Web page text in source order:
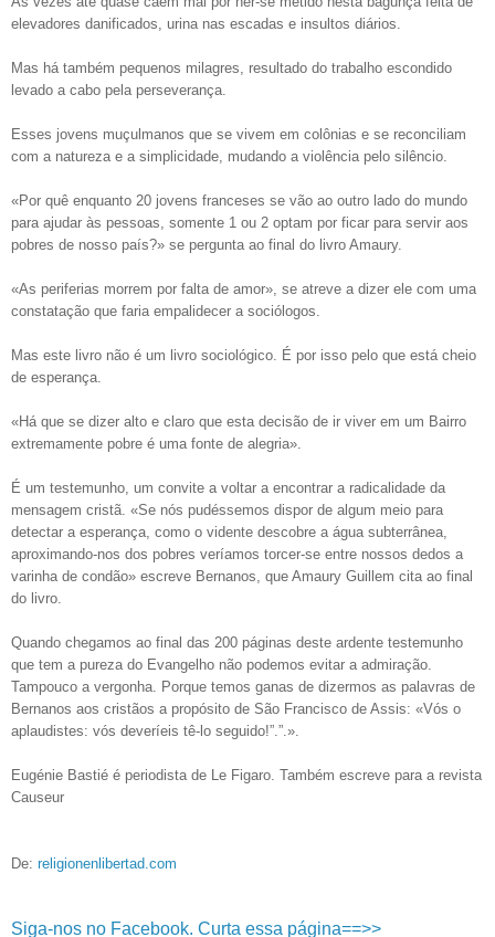
elevadores danificados, urina nas escadas e insultos diários.
Mas há também pequenos milagres, resultado do trabalho escondido
levado a cabo pela perseverança.
Esses jovens muçulmanos que se vivem em colônias e se reconciliam
com a natureza e a simplicidade, mudando a violência pelo silêncio.
«Por quê enquanto 20 jovens franceses se vão ao outro lado do mundo
para ajudar às pessoas, somente 1 ou 2 optam por ficar para servir aos
pobres de nosso país?» se pergunta ao final do livro Amaury.
«As periferias morrem por falta de amor», se atreve a dizer ele com uma
constatação que faria empalidecer a sociólogos.
Mas este livro não é um livro sociológico. É por isso pelo que está cheio
de esperança.
«Há que se dizer alto e claro que esta decisão de ir viver em um Bairro
extremamente pobre é uma fonte de alegria».
É um testemunho, um convite a voltar a encontrar a radicalidade da
mensagem cristã. «Se nós pudéssemos dispor de algum meio para
detectar a esperança, como o vidente descobre a água subterrânea,
aproximando-nos dos pobres veríamos torcer-se entre nossos dedos a
varinha de condão» escreve Bernanos, que Amaury Guillem cita ao final
do livro.
Quando chegamos ao final das 200 páginas deste ardente testemunho
que tem a pureza do Evangelho não podemos evitar a admiração.
Tampouco a vergonha. Porque temos ganas de dizermos as palavras de
Bernanos aos cristãos a propósito de São Francisco de Assis: «Vós o
aplaudistes: vós deveríeis tê-lo seguido!”.”.».
Eugénie Bastié é periodista de Le Figaro. Também escreve para a revista
Causeur
De: religionenlibertad.com
Siga-nos no Facebook. Curta essa página==>>